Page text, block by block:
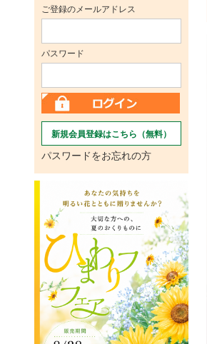
ご登録のメールアドレス
パスワード
新規会員登録はこちら（無料）
パスワードをお忘れの方